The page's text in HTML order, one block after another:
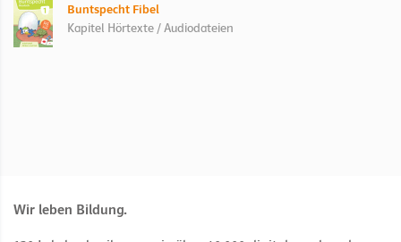
Buntspecht Fibel
Kapitel Hörtexte / Audiodateien
Wir leben Bildung.